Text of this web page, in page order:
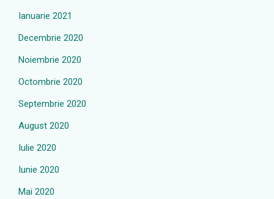
Ianuarie 2021
Decembrie 2020
Noiembrie 2020
Octombrie 2020
Septembrie 2020
August 2020
Iulie 2020
Iunie 2020
Mai 2020